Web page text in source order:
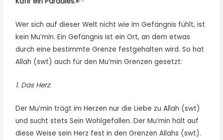
Wer sich auf dieser Welt nicht wie im Gefängnis fühlt, ist
kein Mu’min. Ein Gefängnis ist ein Ort, an dem etwas
durch eine bestimmte Grenze festgehalten wird. So hat
Allah (swt) auch für den Mu’min Grenzen gesetzt:
1. Das Herz:
Der Mu’min trägt im Herzen nur die Liebe zu Allah (swt)
und sucht stets Sein Wohlgefallen. Der Mu’min hält auf
diese Weise sein Herz fest in den Grenzen Allahs (swt).